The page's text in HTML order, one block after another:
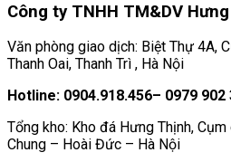
Công ty TNHH TM&DV
Văn phòng giao dịch: Biệt Thự 4A,
Thanh Oai, Thanh Trì , Hà Nội
Hotline: 0904.918.456– 0979 902
Tổng kho: Kho đá Hưng Thịnh,
Chung – Hoài Đức – Hà Nội